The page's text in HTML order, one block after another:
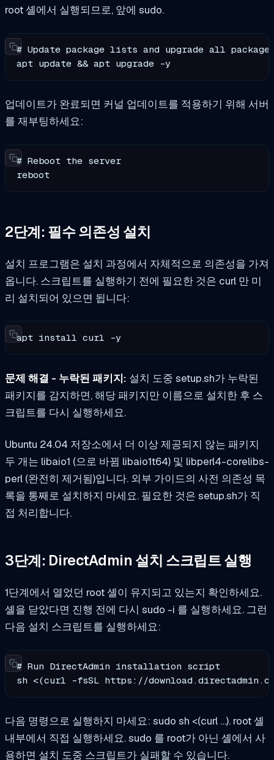
root 셸에서 실행되므로, 앞에 sudo.
# Update package lists and upgrade all
apt update && apt upgrade -y
업데이트가 완료되면 커널 업데이트를 적용하기 위해 서버
를 재부팅하세요:
# Reboot the server
reboot
2단계: 필수 의존성 설치
설치 프로그램은 설치 과정에서 자체적으로 의존성을 가져
옵니다. 스크립트를 실행하기 전에 필요한 것은 curl 만 미
리 설치되어 있으면 됩니다:
apt install curl -y
문제 해결 - 누락된 패키지: 설치 도중 setup.sh가 누락된
패키지를 감지하면, 해당 패키지만 이름으로 설치한 후 스
크립트를 다시 실행하세요.
Ubuntu 24.04 저장소에서 더 이상 제공되지 않는 패키지
두 개는 libaio1 (으로 바뀜 libaio1t64) 및 libperl4-corelibs-
perl (완전히 제거됨)입니다. 외부 가이드의 사전 의존성 목
록을 통째로 설치하지 마세요. 필요한 것은 setup.sh가 직
접 처리합니다.
3단계: DirectAdmin 설치 스크립트 실행
1단계에서 열었던 root 셸이 유지되고 있는지 확인하세요.
셸을 닫았다면 진행 전에 다시 sudo -i 를 실행하세요. 그런
다음 설치 스크립트를 실행하세요:
# Run DirectAdmin installation script
sh <(curl -fsSL https://
다음 명령으로 실행하지 마세요: sudo sh <(curl …). root 셸
내부에서 직접 실행하세요.sudo 를 root가 아닌 셸에서 사
용하면 설치 도중 스크립트가 실패할 수 있습니다.